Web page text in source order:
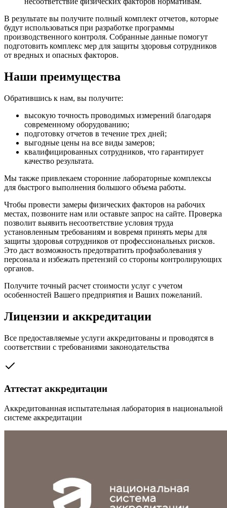
В результате вы получите полный комплект отчетов, которые
будут использоваться при разработке программы
производственного контроля. Собранные данные помогут
подготовить комплекс мер для защиты здоровья сотрудников
от вредных и опасных факторов.
Наши преимущества
Обратившись к нам, вы получите:
высокую точность проводимых измерений благодаря
современному оборудованию;
подготовку отчетов в течение трех дней;
выгодные цены на все виды замеров;
квалифицированных сотрудников, что гарантирует
качество результата.
Мы также привлекаем сторонние лабораторные комплексы
для быстрого выполнения большого объема работы.
Чтобы провести замеры физических факторов на рабочих
местах, позвоните нам или оставьте запрос на сайте. Проверка
позволит выявить несоответствие условия труда
установленным требованиям и вовремя принять меры для
защиты здоровья сотрудников от профессиональных рисков.
Это даст возможность предотвратить профзаболевания у
персонала и избежать претензий со стороны контролирующих
органов.
Получите точный расчет стоимости услуг с учетом
особенностей Вашего предприятия и Ваших пожеланий.
Лицензии и аккредитации
Все предоставляемые услуги аккредитованы и проводятся в
соответствии с требованиями законодательства
Аттестат аккредитации
Аккредитованная испытательная лаборатория в национальной
системе аккредитации